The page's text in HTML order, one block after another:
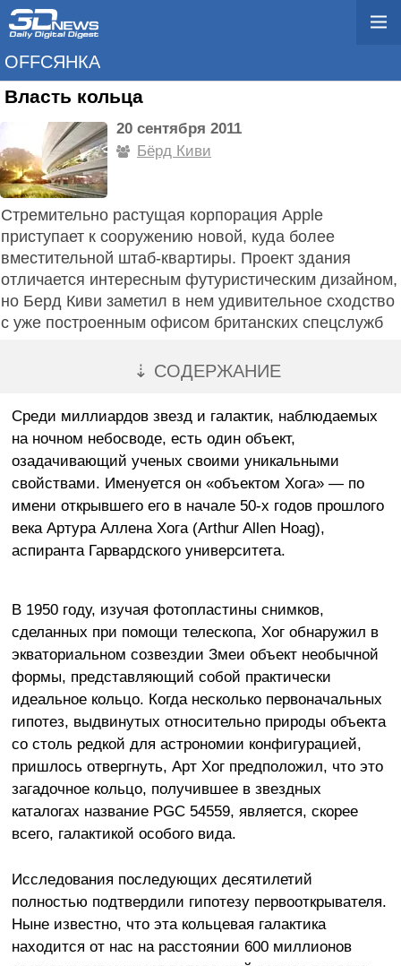
OFFСЯНКА
Власть кольца
20 сентября 2011
Бёрд Киви
Стремительно растущая корпорация Apple
приступает к сооружению новой, куда более
вместительной штаб-квартиры. Проект здания
отличается интересным футуристическим дизайном,
но Берд Киви заметил в нем удивительное сходство
с уже построенным офисом британских спецслужб
⇣ СОДЕРЖАНИЕ
Среди миллиардов звезд и галактик, наблюдаемых
на ночном небосводе, есть один объект,
озадачивающий ученых своими уникальными
свойствами. Именуется он «объектом Хога» — по
имени открывшего его в начале 50-х годов прошлого
века Артура Аллена Хога (Arthur Allen Hoag),
аспиранта Гарвардского университета.
В 1950 году, изучая фотопластины снимков,
сделанных при помощи телескопа, Хог обнаружил в
экваториальном созвездии Змеи объект необычной
формы, представляющий собой практически
идеальное кольцо. Когда несколько первоначальных
гипотез, выдвинутых относительно природы объекта
со столь редкой для астрономии конфигурацией,
пришлось отвергнуть, Арт Хог предположил, что это
загадочное кольцо, получившее в звездных
каталогах название PGC 54559, является, скорее
всего, галактикой особого вида.
Исследования последующих десятилетий
полностью подтвердили гипотезу первооткрывателя.
Ныне известно, что эта кольцевая галактика
находится от нас на расстоянии 600 миллионов